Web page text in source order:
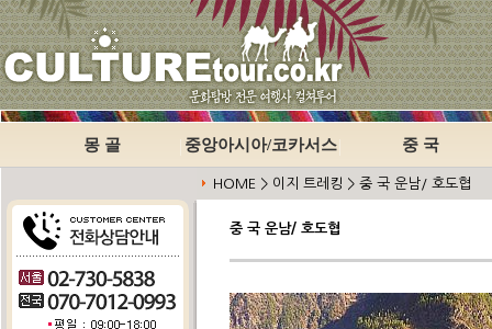
몽 골 중앙아시아/코카서스 중 국
HOME > 이지 트레킹 > 중 국 운남/ 호도협
중 국 운남/ 호도협